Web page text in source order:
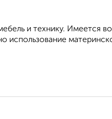
и технику. Имеется